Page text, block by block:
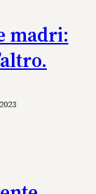
madri: